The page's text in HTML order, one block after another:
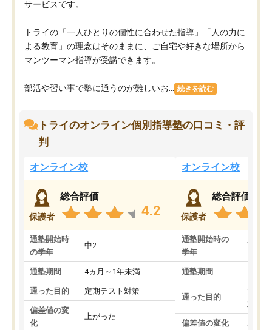
サービスです。
トライの「一人ひとりの個性に合わせた指導」「人の力に
よる教育」の理念はそのままに、ご自宅や好きな場所から
マンツーマン指導が受講できます。
部活や習い事で塾に通うのが難しいお... 続きを読む
トライのオンライン個別指導塾の口コミ・評
判
オンライン校
保護者
総合評価
4.2
通塾開始時
の学年
中2
通塾期間 4ヵ月～1年未満
通った目的 定期テスト対策
偏差値の変
化
上がった
オンライン校
保護者
総合評価
通塾開始時の
学年
高3
通塾期間 1～3
通った目的
大学
対策
偏差値の変化 上が